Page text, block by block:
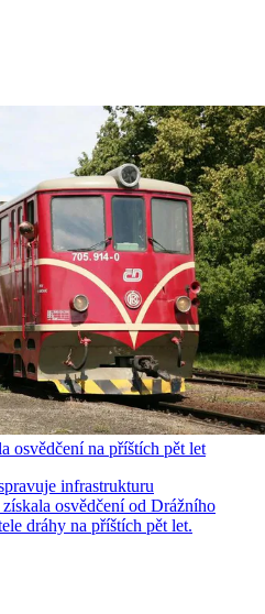
osvědčení na příštích pět let
infrastrukturu
osvědčení od Drážního
dráhy na příštích pět let.